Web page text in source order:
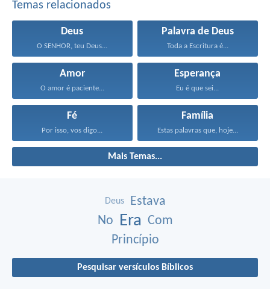
Temas relacionados
Deus
O SENHOR, teu Deus...
Palavra de Deus
Toda a Escritura é...
Amor
O amor é paciente...
Esperança
Eu é que sei...
Fé
Por isso, vos digo...
Família
Estas palavras que, hoje...
Mais Temas...
Deus
Estava
No
Era Com
Princípio
Pesquisar versículos Bíblicos